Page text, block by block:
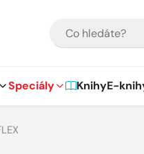
Speciály KnihyE-